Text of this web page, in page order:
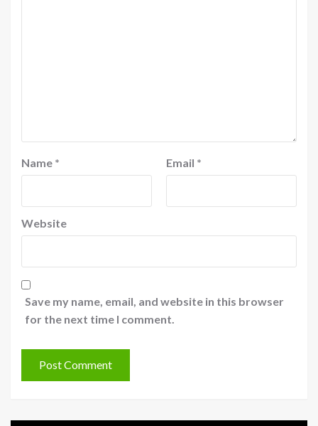
Name * Email *
Website
Save my name, email, and website in this browser
for the next time I comment.